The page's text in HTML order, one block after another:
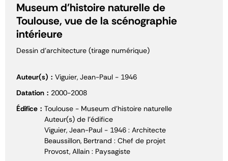
Museum d'histoire naturelle de
Toulouse, vue de la scénographie
intérieure
Dessin d'architecture (tirage numérique)
Auteur(s)
Viguier, Jean-Paul - 1946
Datation
2000-2008
Édifice
Toulouse - Museum d'histoire naturelle
Auteur(s) de l'édifice
Viguier, Jean-Paul - 1946 : Architecte
Beaussillon, Bertrand : Chef de projet
Provost, Allain : Paysagiste